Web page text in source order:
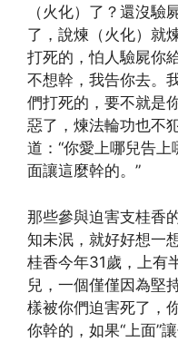
（火化）了？還沒驗
了，說煉（火化）就
打死的，怕人驗屍你
不想幹，我告你去。
們打死的，要不就是
惡了，煉法輪功也不
道：“你愛上哪兒告
面讓這麼幹的。”
那些參與迫害支桂香
知未泯，就好好想一
桂香今年31歲，上有
兒，一個僅僅因為堅
樣被你們迫害死了，
你幹的，如果“上面”